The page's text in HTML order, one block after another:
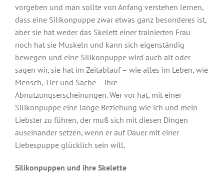
vorgeben und man sollte von Anfang verstehen lernen,
dass eine Silikonpuppe zwar etwas ganz besonderes ist,
aber sie hat weder das Skelett einer trainierten Frau
noch hat sie Muskeln und kann sich eigenständig
bewegen und eine Silikonpuppe wird auch alt oder
sagen wir, sie hat im Zeitablauf – wie alles im Leben, wie
Mensch, Tier und Sache – ihre
Abnutzungserscheinungen. Wer vor hat, mit einer
Silikonpuppe eine lange Beziehung wie ich und mein
Liebster zu führen, der muß sich mit diesen Dingen
auseinander setzen, wenn er auf Dauer mit einer
Liebespuppe glücklich sein will.
Silikonpuppen und ihre Skelette